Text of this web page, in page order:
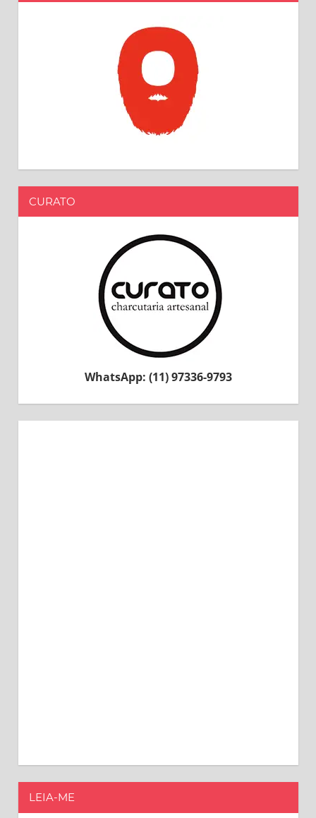
CURATO
WhatsApp: (11) 97336-9793
LEIA-ME